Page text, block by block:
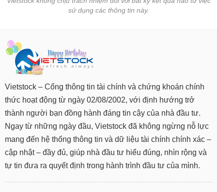
sử dụng các thông tin này.
Vietstock – Cổng thông tin tài chính và chứng khoán chính
thức hoạt động từ ngày 02/08/2002, với định hướng trở
thành người bạn đồng hành đáng tin cậy của nhà đầu tư.
Ngay từ những ngày đầu, Vietstock đã không ngừng nỗ lực
mang đến hệ thống thông tin và dữ liệu tài chính chính xác –
cập nhật – đầy đủ, giúp nhà đầu tư hiểu đúng, nhìn rộng và
tự tin đưa ra quyết định trong hành trình đầu tư của mình.